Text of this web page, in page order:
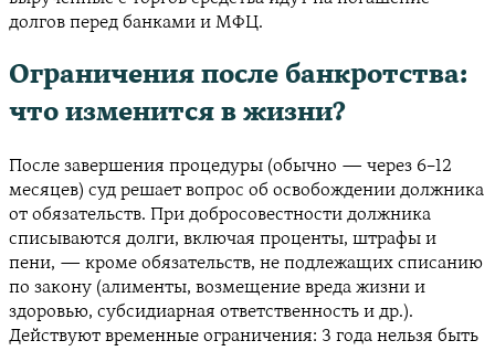
долгов перед банками и МФЦ.
Ограничения после банкротства:
что изменится в жизни?
После завершения процедуры (обычно — через 6–12
месяцев) суд решает вопрос об освобождении должника
от обязательств. При добросовестности должника
списываются долги, включая проценты, штрафы и
пени, — кроме обязательств, не подлежащих списанию
по закону (алименты, возмещение вреда жизни и
здоровью, субсидиарная ответственность и др.).
Действуют временные ограничения: 3 года нельзя быть